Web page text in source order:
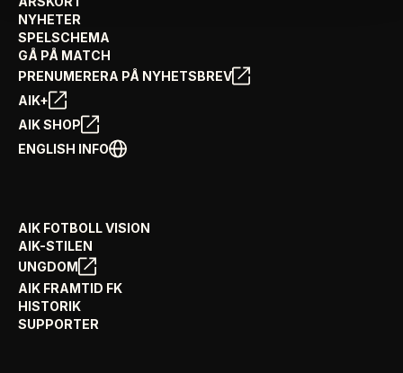
NYHETER
SPELSCHEMA
GÅ PÅ MATCH
PRENUMERERA PÅ NYHETSBREV
AIK+
AIK SHOP
ENGLISH INFO
AIK FOTBOLL VISION
AIK-STILEN
UNGDOM
AIK FRAMTID FK
HISTORIK
SUPPORTER